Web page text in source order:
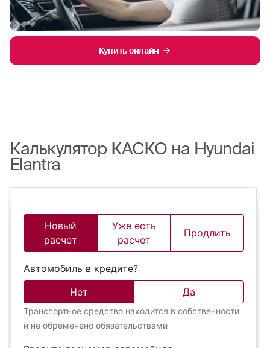
Купить онлайн
Калькулятор КАСКО на Hyundai
Elantra